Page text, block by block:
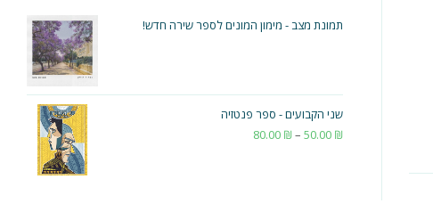
תמונת מצב - מימון המונים לספר שירה חדש!
שני הקבועים - ספר פנטזיה
50.00 ₪
–
80.00 ₪
טווח